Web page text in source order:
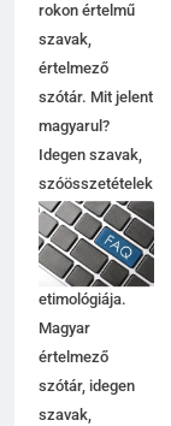
rokon értelmű
szavak,
értelmező
szótár. Mit jelent
magyarul?
Idegen szavak,
szóösszetételek
jelentése,
magyarázata,
használata,
etimológiája.
Magyar
értelmező
szótár, idegen
szavak,